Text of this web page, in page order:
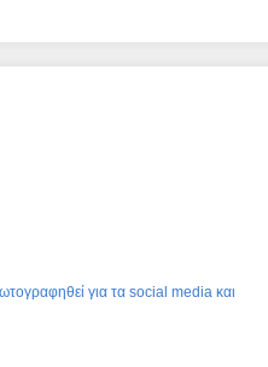
για τα social media και